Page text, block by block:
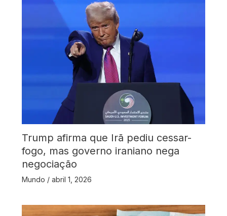
Trump afirma que Irã pediu cessar-
fogo, mas governo iraniano nega
negociação
Mundo / abril 1, 2026